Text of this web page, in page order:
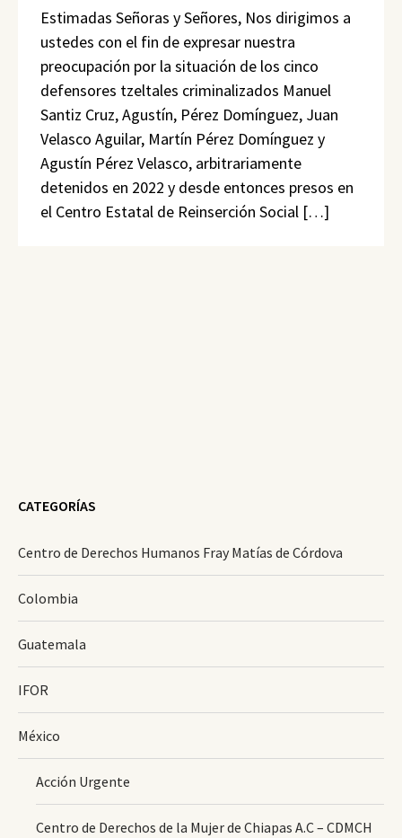
Estimadas Señoras y Señores, Nos dirigimos a
ustedes con el fin de expresar nuestra
preocupación por la situación de los cinco
defensores tzeltales criminalizados Manuel
Santiz Cruz, Agustín, Pérez Domínguez, Juan
Velasco Aguilar, Martín Pérez Domínguez y
Agustín Pérez Velasco, arbitrariamente
detenidos en 2022 y desde entonces presos en
el Centro Estatal de Reinserción Social […]
CATEGORÍAS
Centro de Derechos Humanos Fray Matías de Córdova
Colombia
Guatemala
IFOR
México
Acción Urgente
Centro de Derechos de la Mujer de Chiapas A.C – CDMCH